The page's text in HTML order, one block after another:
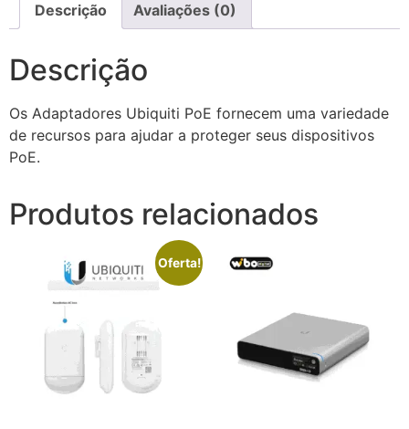
Descrição Avaliações (0)
Descrição
Os Adaptadores Ubiquiti PoE fornecem uma variedade
de recursos para ajudar a proteger seus dispositivos
PoE.
Produtos relacionados
Oferta!